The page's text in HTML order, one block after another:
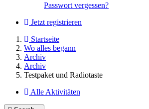
Passwort vergessen?
Jetzt registrieren
Startseite
Wo alles begann
Archiv
Archiv
Testpaket und Radiotaste
Alle Aktivitäten